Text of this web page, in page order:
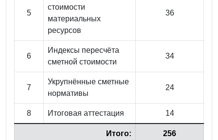
5
стоимости
материальных
ресурсов
36
6
Индексы пересчёта
сметной стоимости
34
7
Укрупнённые сметные
нормативы
24
8 Итоговая аттестация 14
Итого: 256